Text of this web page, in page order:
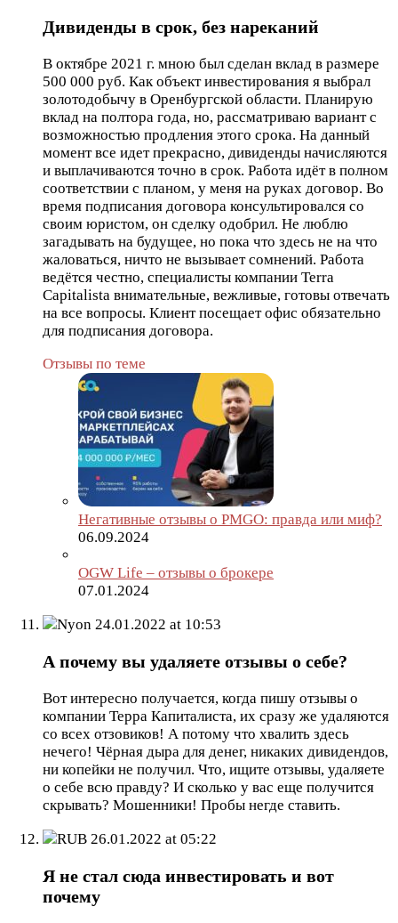
Дивиденды в срок, без нареканий
В октябре 2021 г. мною был сделан вклад в размере
500 000 руб. Как объект инвестирования я выбрал
золотодобычу в Оренбургской области. Планирую
вклад на полтора года, но, рассматриваю вариант с
возможностью продления этого срока. На данный
момент все идет прекрасно, дивиденды начисляются
и выплачиваются точно в срок. Работа идёт в полном
соответствии с планом, у меня на руках договор. Во
время подписания договора консультировался со
своим юристом, он сделку одобрил. Не люблю
загадывать на будущее, но пока что здесь не на что
жаловаться, ничто не вызывает сомнений. Работа
ведётся честно, специалисты компании Terra
Capitalista внимательные, вежливые, готовы отвечать
на все вопросы. Клиент посещает офис обязательно
для подписания договора.
Отзывы по теме
Негативные отзывы о PMGO: правда или миф?
06.09.2024
OGW Life – отзывы о брокере
07.01.2024
Nyon 24.01.2022 at 10:53
А почему вы удаляете отзывы о себе?
Вот интересно получается, когда пишу отзывы о
компании Терра Капиталиста, их сразу же удаляются
со всех отзовиков! А потому что хвалить здесь
нечего! Чёрная дыра для денег, никаких дивидендов,
ни копейки не получил. Что, ищите отзывы, удаляете
о себе всю правду? И сколько у вас еще получится
скрывать? Мошенники! Пробы негде ставить.
RUB 26.01.2022 at 05:22
Я не стал сюда инвестировать и вот
почему